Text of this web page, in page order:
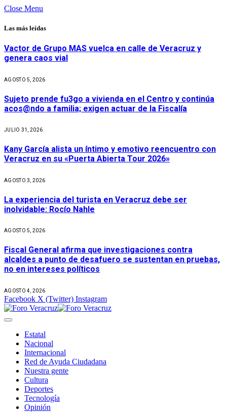
Close Menu
Las más leídas
Vactor de Grupo MAS vuelca en calle de Veracruz y
genera caos vial
AGOSTO 5, 2026
Sujeto prende fu3go a vivienda en el Centro y continúa
acos@ndo a familia; exigen actuar de la Fiscalía
JULIO 31, 2026
Kany García alista un íntimo y emotivo reencuentro con
Veracruz en su «Puerta Abierta Tour 2026»
AGOSTO 3, 2026
La experiencia del turista en Veracruz debe ser
inolvidable: Rocío Nahle
AGOSTO 5, 2026
Fiscal General afirma que investigaciones contra
alcaldes a punto de desafuero se sustentan en pruebas,
no en intereses políticos
AGOSTO 4, 2026
Facebook X (Twitter) Instagram
Estatal
Nacional
Internacional
Red de Ayuda Ciudadana
Nuestra gente
Cultura
Deportes
Tecnología
Opinión